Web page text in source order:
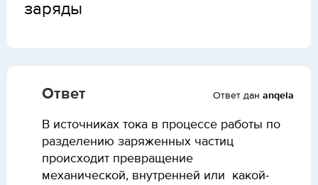
заряды
Ответ Ответ дан anqela
В источниках тока в процессе работы по
разделению заряженных частиц
происходит превращение
механической, внутренней или какой-